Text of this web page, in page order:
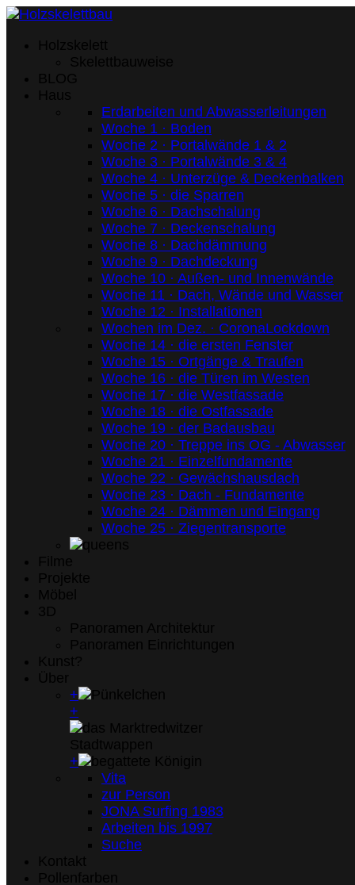
Erdarbeiten und Abwasserleitungen
Woche 1 · Boden
Woche 2 · Portalwände 1 & 2
Woche 3 · Portalwände 3 & 4
Woche 4 · Unterzüge & Deckenbalken
Woche 5 · die Sparren
Woche 6 · Dachschalung
Woche 7 · Deckenschalung
Woche 8 · Dachdämmung
Woche 9 · Dachdeckung
Woche 10 · Außen- und Innenwände
Woche 11 · Dach, Wände und Wasser
Woche 12 · Installationen
Wochen im Dez. · CoronaLockdown
Woche 14 · die ersten Fenster
Woche 15 · Ortgänge & Traufen
Woche 16 · die Türen im Westen
Woche 17 · die Westfassade
Woche 18 · die Ostfassade
Woche 19 · der Badausbau
Woche 20 · Treppe ins OG - Abwasser
Woche 21 · Einzelfundamente
Woche 22 · Gewächshausdach
Woche 23 · Dach - Fundamente
Woche 24 · Dämmen und Eingang
Woche 25 · Ziegentransporte
+
+
+
Vita
zur Person
JONA Surfing 1983
Arbeiten bis 1997
Suche